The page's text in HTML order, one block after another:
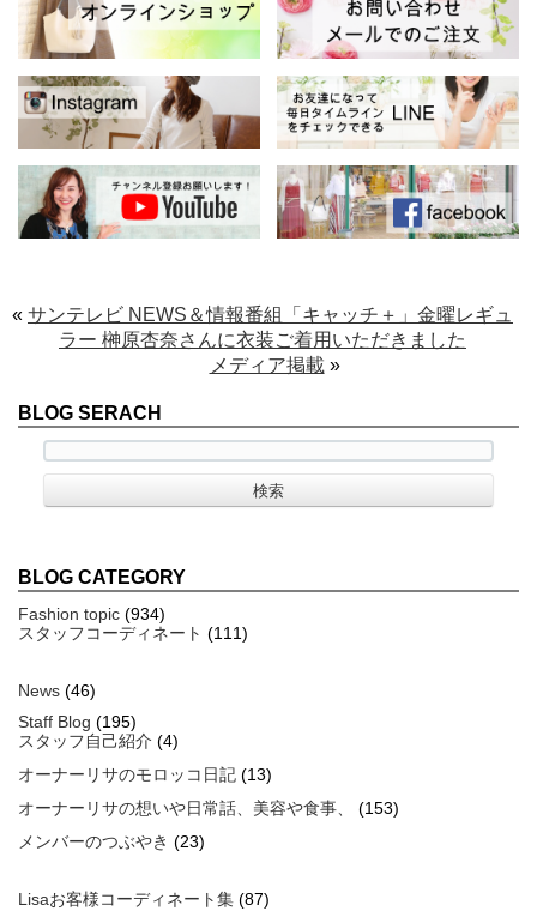
« サンテレビ NEWS＆情報番組「キャッチ＋」金曜レギュ
ラー 榊原杏奈さんに衣装ご着用いただきました
メディア掲載 »
BLOG SERACH
BLOG CATEGORY
Fashion topic (934)
スタッフコーディネート (111)
News (46)
Staff Blog (195)
スタッフ自己紹介 (4)
オーナーリサのモロッコ日記 (13)
オーナーリサの想いや日常話、美容や食事、
(153)
メンバーのつぶやき (23)
Lisaお客様コーディネート集 (87)